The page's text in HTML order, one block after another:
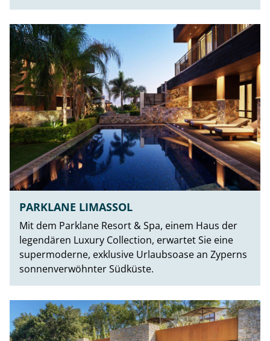
PARKLANE LIMASSOL
Mit dem Parklane Resort & Spa, einem Haus der
legendären Luxury Collection, erwartet Sie eine
supermoderne, exklusive Urlaubsoase an Zyperns
sonnenverwöhnter Südküste.